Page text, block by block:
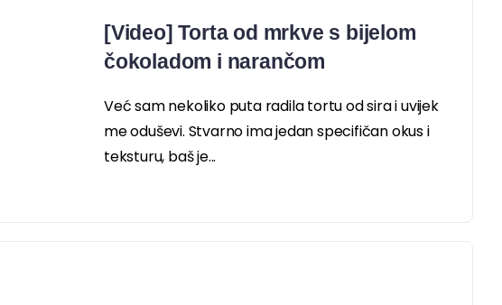
[Video] Torta od mrkve s bijelom
čokoladom i narančom
Već sam nekoliko puta radila tortu od sira i uvijek
me oduševi. Stvarno ima jedan specifičan okus i
teksturu, baš je...